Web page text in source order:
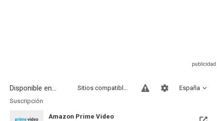
Disponible en... España
Sitios compatibles
Suscripción
Amazon Prime Video